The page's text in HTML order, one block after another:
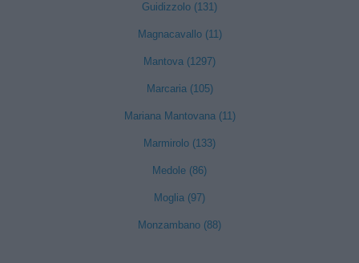
Guidizzolo (131)
Magnacavallo (11)
Mantova (1297)
Marcaria (105)
Mariana Mantovana (11)
Marmirolo (133)
Medole (86)
Moglia (97)
Monzambano (88)